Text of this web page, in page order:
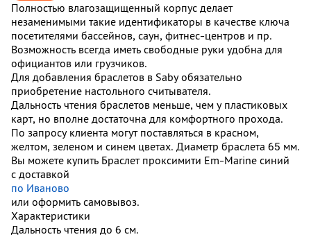
Полностью влагозащищенный корпус делает
незаменимыми такие идентификаторы в качестве ключа
посетителями бассейнов, саун, фитнес-центров и пр.
Возможность всегда иметь свободные руки удобна для
официантов или грузчиков.
Для добавления браслетов в Saby обязательно
приобретение настольного считывателя.
Дальность чтения браслетов меньше, чем у пластиковых
карт, но вполне достаточна для комфортного прохода.
По запросу клиента могут поставляться в красном,
желтом, зеленом и синем цветах. Диаметр браслета 65 мм.
Вы можете купить Браслет проксимити Em-Marine синий
с доставкой
по Иваново
или оформить самовывоз.
Характеристики
Дальность чтения до 6 см.